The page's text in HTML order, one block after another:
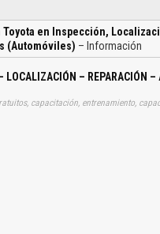
en Inspección,
(Automóviles) – Información
– REPARACIÓN